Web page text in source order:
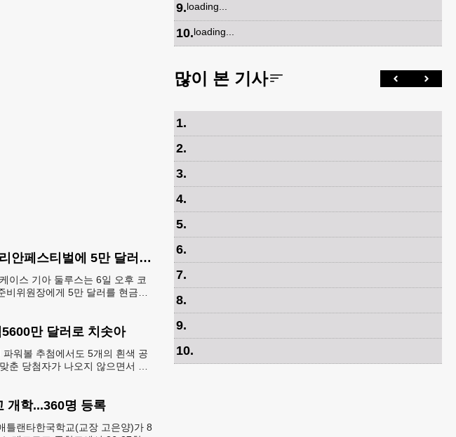
릭 케이스 기아 코리안페스티벌에 5만 달러 후원
이스 기아 둘루스는 6일 오후 코
비위원장에게 5만 달러를 현금으
만 달러로 치솟아
워볼 추첨에서도 5개의 흰색 공
춘 당첨자가 나오지 않으면서 행
개학...360명 등록
틀랜타한국학교(교장 고은양)가 8
9.loading...
10.loading...
많이 본 기사
1.
2.
3.
4.
5.
6.
7.
8.
9.
10.